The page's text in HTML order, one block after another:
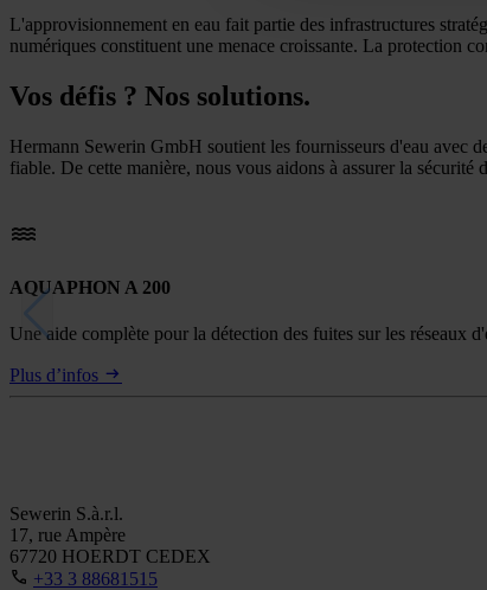
L'approvisionnement en eau fait partie des infrastructures
numériques constituent une menace croissante. La protection
Vos défis ? Nos solutions.
Hermann Sewerin GmbH soutient les fournisseurs d'eau avec
fiable. De cette manière, nous vous aidons à assurer la
AQUAPHON A 200
Une aide complète pour la détection des fuites sur les réseaux
Plus d’infos
Sewerin S.à.r.l.
17, rue Ampère
67720 HOERDT CEDEX
+33 3 88681515